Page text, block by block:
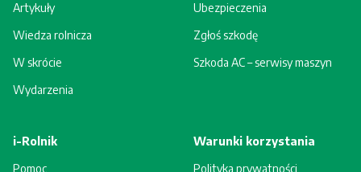
Artykuły
Wiedza rolnicza
W skrócie
Wydarzenia
Ubezpieczenia
Zgłoś szkodę
Szkoda AC – serwisy maszyn
i-Rolnik
Pomoc
Warunki korzystania
Polityka prywatności